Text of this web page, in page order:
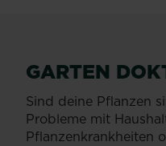
GARTEN
Sind deine Pflanzen
Probleme mit
Pflanzenkrankheiten